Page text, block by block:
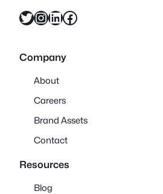
Twitter InstagramLinkedIn Facebook
Company
About
Careers
Brand Assets
Contact
Resources
Blog